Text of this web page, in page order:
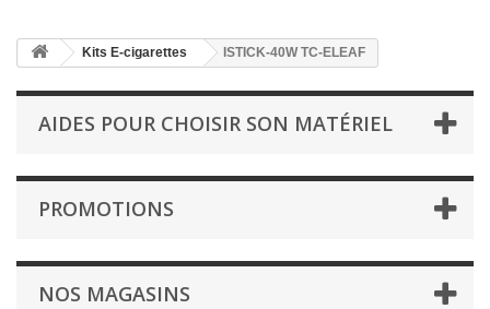
Kits E-cigarettes ISTICK-40W TC-ELEAF
AIDES POUR CHOISIR SON MATÉRIEL
PROMOTIONS
NOS MAGASINS